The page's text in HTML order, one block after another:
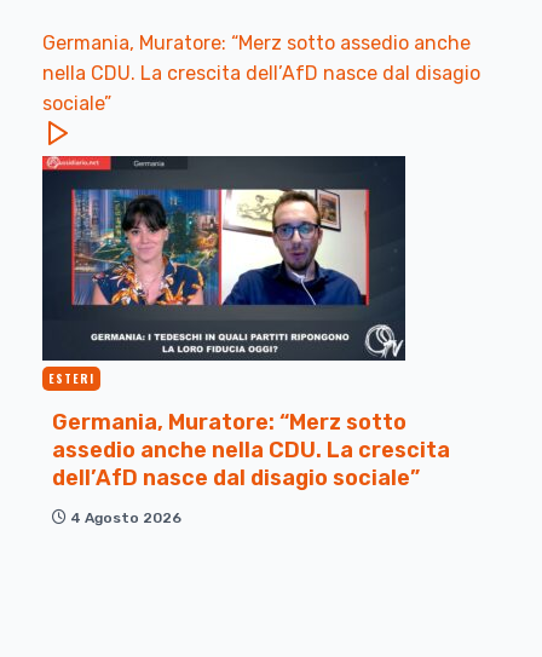
Germania, Muratore: “Merz sotto assedio anche
nella CDU. La crescita dell’AfD nasce dal disagio
sociale”
ESTERI
Germania, Muratore: “Merz sotto
assedio anche nella CDU. La crescita
dell’AfD nasce dal disagio sociale”
4 Agosto 2026